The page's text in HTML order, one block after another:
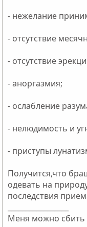
- нежелание
- отсутствие
- отсутствие
- аноргазмия;
- ослабление
- нелюдимость и
- приступы
Получится,что
одевать на
последствия
Меня можно сбить